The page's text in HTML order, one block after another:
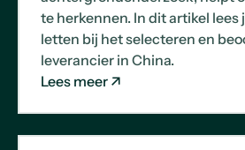
te herkennen. In dit artikel lees
letten bij het selecteren en
leverancier in China.
Lees meer